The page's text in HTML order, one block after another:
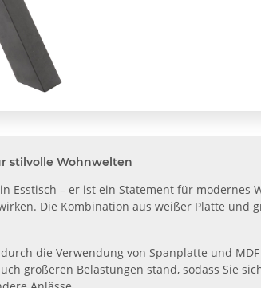
stilvolle Wohnwelten
Esstisch – er ist ein Statement für
Die Kombination aus weißer Platte
die Verwendung von Spanplatte und
größeren Belastungen stand, sodass Sie